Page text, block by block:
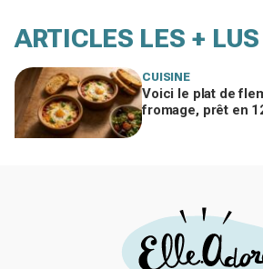
ARTICLES LES + LUS
CUISINE
Voici le plat de
fromage, prêt en